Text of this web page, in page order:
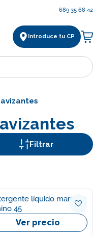
689 35 68 42
Introduce tu CP
Filtrar
líquido marsella
45
Ver precio